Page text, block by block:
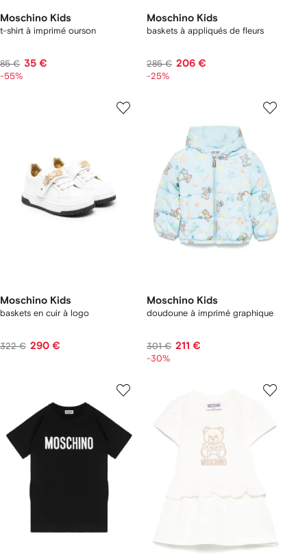
Moschino Kids
t-shirt à imprimé ourson
85 € 35 €
-55%
Moschino Kids
baskets à appliqués de fleurs
285 € 206 €
-25%
Moschino Kids
baskets en cuir à logo
322 € 290 €
Moschino Kids
doudoune à imprimé graphique
301 € 211 €
-30%